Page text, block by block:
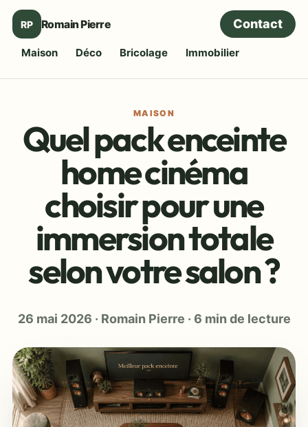
RP Romain Pierre
Maison Déco Bricolage Immobilier
Contact
MAISON
Quel pack enceinte
home cinéma
choisir pour une
immersion totale
selon votre salon ?
26 mai 2026 · Romain Pierre · 6 min de lecture